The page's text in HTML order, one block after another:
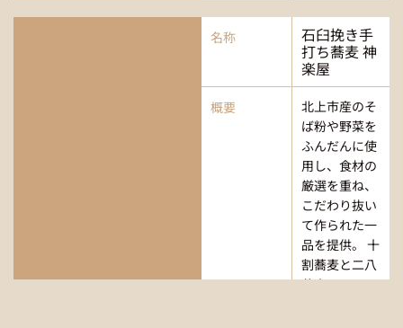
名称 石臼挽き手
打ち蕎麦 神
楽屋
概要
北上市産のそ
ば粉や野菜を
ふんだんに使
用し、食材の
厳選を重ね、
こだわり抜い
て作られた一
品を提供。 十
割蕎麦と二八
蕎麦の二...